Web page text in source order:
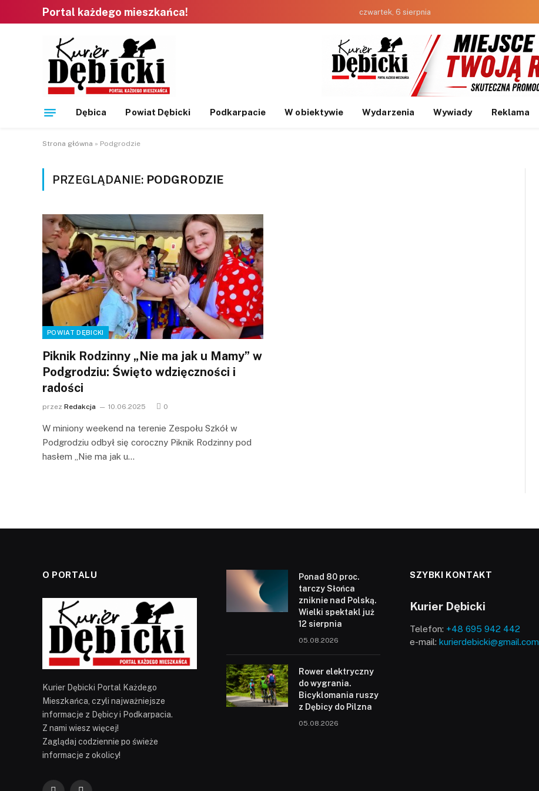
Portal każdego mieszkańca! czwartek, 6 sierpnia
Dębica Powiat Dębicki Podkarpacie W obiektywie Wydarzenia Wywiady Reklama
Strona główna » Podgrodzie
PRZEGLĄDANIE: PODGRODZIE
POWIAT DĘBICKI
Piknik Rodzinny „Nie ma jak u Mamy” w
Podgrodziu: Święto wdzięczności i
radości
przez Redakcja 10.06.2025 0
W miniony weekend na terenie Zespołu Szkół w
Podgrodziu odbył się coroczny Piknik Rodzinny pod
hasłem „Nie ma jak u…
O PORTALU
Kurier Dębicki Portal Każdego
Mieszkańca, czyli najważniejsze
informacje z Dębicy i Podkarpacia.
Z nami wiesz więcej!
Zaglądaj codziennie po świeże
informacje z okolicy!
Ponad 80 proc.
tarczy Słońca
zniknie nad Polską.
Wielki spektakl już
12 sierpnia
05.08.2026
Rower elektryczny
do wygrania.
Bicyklomania ruszy
z Dębicy do Pilzna
05.08.2026
SZYBKI KONTAKT
Kurier Dębicki
Telefon: +48 695 942 442
e-mail: kurierdebicki@gmail.com